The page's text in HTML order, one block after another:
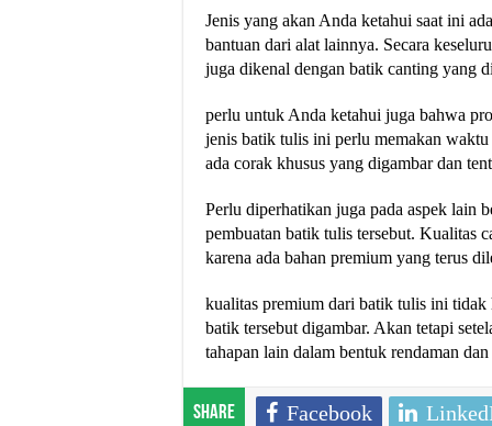
Jenis yang akan Anda ketahui saat ini
bantuan dari alat lainnya. Secara
juga dikenal dengan batik canting yang
perlu untuk Anda ketahui juga bahwa
jenis batik tulis ini perlu memakan
ada corak khusus yang digambar dan
Perlu diperhatikan juga pada aspek lain
pembuatan batik tulis tersebut. Kualitas
karena ada bahan premium yang terus
kualitas premium dari batik tulis ini tidak
batik tersebut digambar. Akan tetapi
tahapan lain dalam bentuk rendaman
Share Facebook